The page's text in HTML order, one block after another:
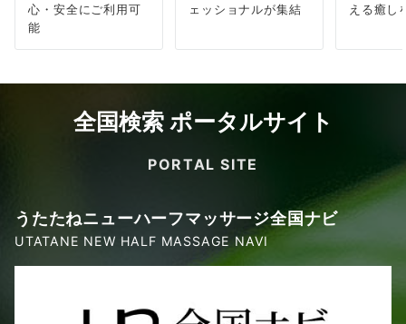
心・安全にご利用可
能
ェッショナルが集結
える癒し
全国検索 ポータルサイト
PORTAL SITE
うたたねニューハーフマッサージ全国ナビ
UTATANE NEW HALF MASSAGE NAVI